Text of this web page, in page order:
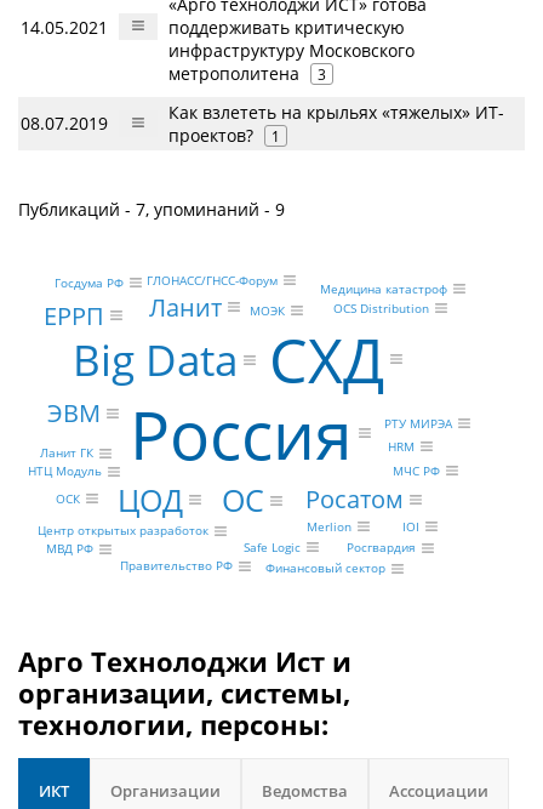
14.05.2021
поддерживать критическую
инфраструктуру Московского
метрополитена
3
08.07.2019
Как взлететь на крыльях «тяжелых» ИТ-
проектов?
1
Публикаций - 7, упоминаний - 9
Россия
СХД
Big Data
ЦОД ОС Росатом
Ланит
ЭВМ
ЕРРП
Центр открытых разработок
Ланит ГК
НТЦ Модуль
Merlion
OCS Distribution
Safe Logic
Медицина катастроф
ОСК
МОЭК
МВД РФ Росгвардия
МЧС РФ
Правительство РФ
Госдума РФ ГЛОНАСС/ГНСС-Форум
Финансовый сектор
HRM
РТУ МИРЭА
IOI
Арго Технолоджи Ист и
организации, системы,
технологии, персоны:
ИКТ Организации Ведомства Ассоциации